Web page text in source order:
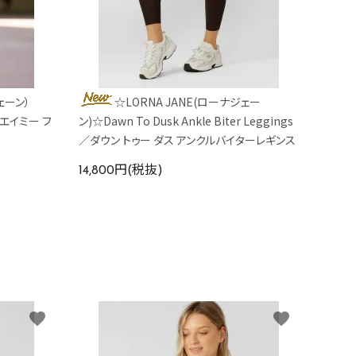
ン）
ミー フ
☆LORNA JANE(ローナジェー
ン)☆Dawn To Dusk Ankle Biter Leggings
／ダウン トゥー ダス アンクルバイターレギンス
14,800円(税抜)
favorite favorite